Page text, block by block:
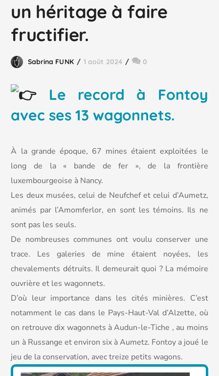
un héritage à faire
fructifier.
Sabrina FUNK 1 août 2024 0
Le record à Fontoy
avec ses 13 wagonnets.
À la grande époque, 67 mines étaient exploitées le
long de la « bande de fer », de la frontière
luxembourgeoise à Nancy.
Les deux musées, celui de Neufchef et celui d’Aumetz,
animés par l’Amomferlor, en sont les témoins. Ils ne
sont pas les seuls.
De nombreuses communes ont voulu conserver une
trace. Les galeries de mine étaient noyées, les
chevalements détruits. Il demeurait quoi ? La mémoire
ouvrière et les wagonnets.
D’où leur importance dans les cités minières. C’est
notamment le cas dans le Pays-Haut-Val d’Alzette, où
on retrouve dix wagonnets à Audun-le-Tiche , au moins
un à Russange et environ six à Aumetz. Fontoy a joué le
jeu de la conservation, avec treize petits wagons.